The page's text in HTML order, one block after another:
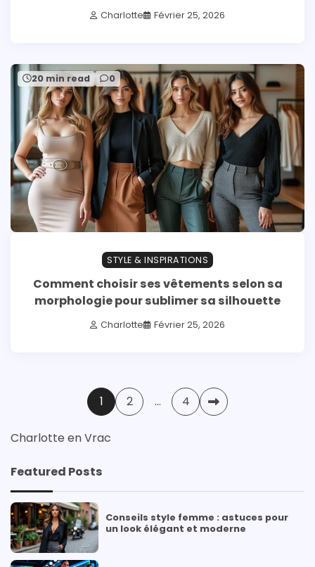
Charlotte Février 25, 2026
20 min read 0
STYLE & INSPIRATIONS
Comment choisir ses vêtements selon sa
morphologie pour sublimer sa silhouette
Charlotte Février 25, 2026
Pagination1 2 … 4
Charlotte en Vrac
Featured Posts
Conseils style femme : astuces pour
un look élégant et moderne